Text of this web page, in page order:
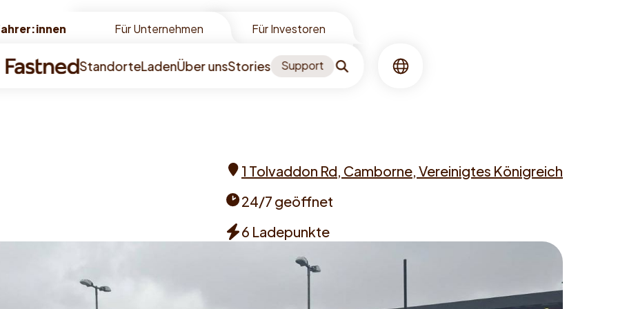
Für Unternehmen Für Investoren
StandorteLadenÜber unsStories Support Suchen Sprache
1 Tolvaddon Rd, Camborne, Vereinigtes Königreich
times
24/7 geöffnet
6 Ladepunkte